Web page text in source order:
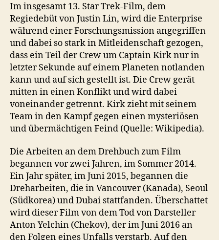
Im insgesamt 13. Star Trek-Film, dem
Regiedebüt von Justin Lin, wird die Enterprise
während einer Forschungsmission angegriffen
und dabei so stark in Mitleidenschaft gezogen,
dass ein Teil der Crew um Captain Kirk nur in
letzter Sekunde auf einem Planeten notlanden
kann und auf sich gestellt ist. Die Crew gerät
mitten in einen Konflikt und wird dabei
voneinander getrennt. Kirk zieht mit seinem
Team in den Kampf gegen einen mysteriösen
und übermächtigen Feind (Quelle: Wikipedia).
Die Arbeiten an dem Drehbuch zum Film
begannen vor zwei Jahren, im Sommer 2014.
Ein Jahr später, im Juni 2015, begannen die
Dreharbeiten, die in Vancouver (Kanada), Seoul
(Südkorea) und Dubai stattfanden. Überschattet
wird dieser Film von dem Tod von Darsteller
Anton Yelchin (Chekov), der im Juni 2016 an
den Folgen eines Unfalls verstarb. Auf den